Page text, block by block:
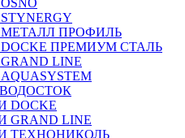
ПРОФИЛЬ
ПРЕМИУМ СТАЛЬ
LINE
DOCKE
LINE
ТЕХНОНИКОЛЬ